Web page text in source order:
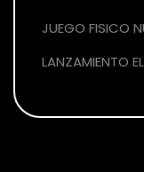
JUEGO FISICO
LANZAMIENTO